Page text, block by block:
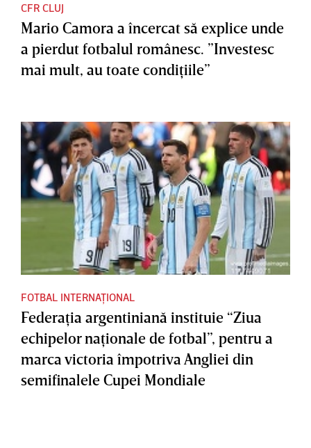
CFR CLUJ
Mario Camora a încercat să explice unde
a pierdut fotbalul românesc. ”Investesc
mai mult, au toate condiţiile”
FOTBAL INTERNAȚIONAL
Federaţia argentiniană instituie “Ziua
echipelor naţionale de fotbal”, pentru a
marca victoria împotriva Angliei din
semifinalele Cupei Mondiale